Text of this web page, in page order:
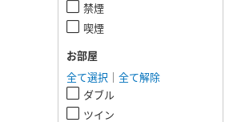
禁煙
喫煙
お部屋
全て選択
全て解除
ダブル
ツイン